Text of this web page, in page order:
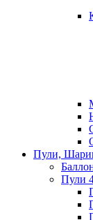
Пули,
Пули